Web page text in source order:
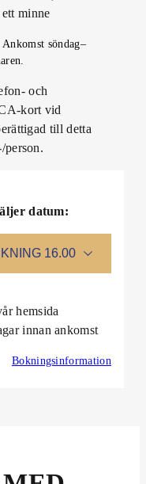
minne
söndag–
och
kort vid
till detta
person.
datum:
16.00
hemsida
innan ankomst
Bokningsinformation